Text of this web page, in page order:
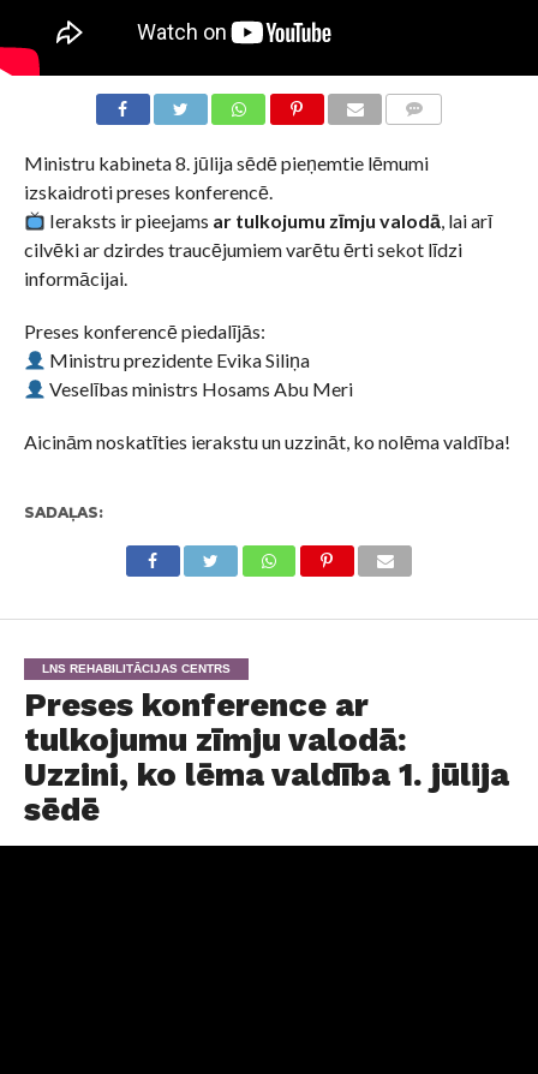
Ministru kabineta 8. jūlija sēdē pieņemtie lēmumi
izskaidroti preses konferencē.
Ieraksts ir pieejams ar tulkojumu zīmju valodā, lai arī
cilvēki ar dzirdes traucējumiem varētu ērti sekot līdzi
informācijai.
Preses konferencē piedalījās:
Ministru prezidente Evika Siliņa
Veselības ministrs Hosams Abu Meri
Aicinām noskatīties ierakstu un uzzināt, ko nolēma valdība!
SADAĻAS:
LNS REHABILITĀCIJAS CENTRS
Preses konference ar
tulkojumu zīmju valodā:
Uzzini, ko lēma valdība 1. jūlija
sēdē